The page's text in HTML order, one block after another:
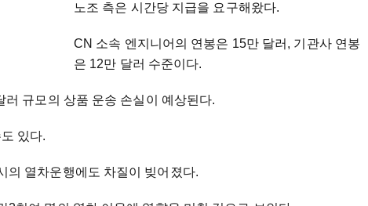
노조 측은 시간당 지급을 요구해왔다.
CN 소속 엔지니어의 연봉은 15만 달러, 기관사 연봉
은 12만 달러 수준이다.
규모의 상품 운송 손실이 예상된다.
있다.
의 열차운행에도 차질이 빚어졌다.